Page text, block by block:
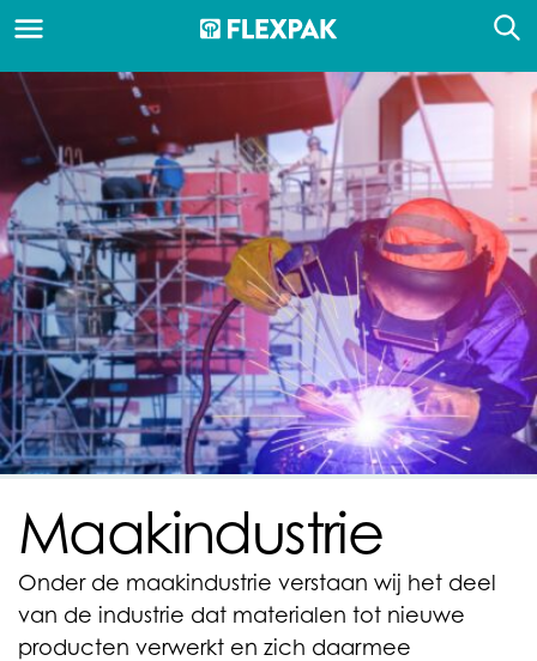
Maakindustrie
Onder de maakindustrie verstaan wij het deel
van de industrie dat materialen tot nieuwe
producten verwerkt en zich daarmee